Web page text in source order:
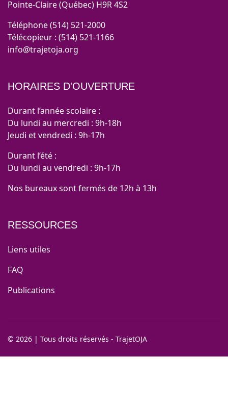
Pointe-Claire (Québec) H9R 4S2
Téléphone (514) 521-2000
Télécopieur : (514) 521-1166
info@trajetoja.org
HORAIRES D'OUVERTURE
Durant l’année scolaire :
Du lundi au mercredi : 9h-18h
Jeudi et vendredi : 9h-17h
Durant l’été :
Du lundi au vendredi : 9h-17h
Nos bureaux sont fermés de 12h à 13h
RESSOURCES
Liens utiles
FAQ
Publications
© 2026 | Tous droits réservés - TrajetOJA